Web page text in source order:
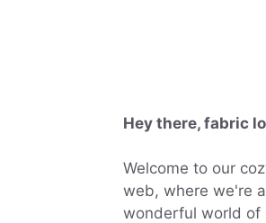
Hey there, fabric
Welcome to our
web, where we're
wonderful world of